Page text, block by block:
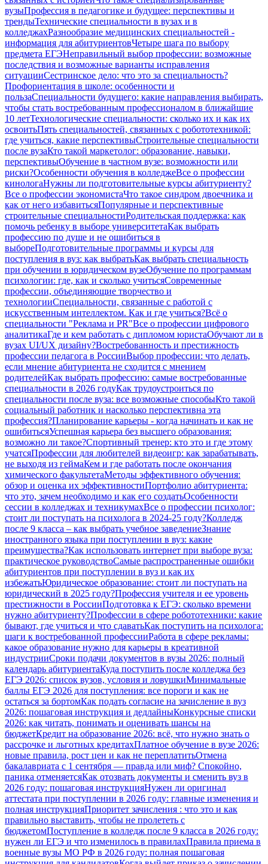
вузыПрофессия в педагогике и будущее: перспективы и
трендыТехнические специальности в вузах и в
колледжахРазнообразие медицинских специальностей -
информация для абитуриентовЧетыре шага по выбору
предмета ЕГЭНеправильный выбор профессии: возможные
последствия и возможные варианты исправления
ситуацииСестринское дело: что это за специальность?
Профориентация в школе: особенности и
пользаСпециальности будущего: какие направления выбирать,
чтобы стать востребованным профессионалом в ближайшие
10 летТехнологические специальности: сколько их и как их
освоитьПять специальностей, связанных с робототехникой:
где учиться, какие перспективыСтроительные специальности
после вузаКто такой маркетолог: образование, навыки,
перспективыОбучение в частном вузе: возможности или
риски?Особенности обучения в колледжеВсе о профессии
кинологаНужны ли подготовительные курсы абитуриенту?
Все о профессии экономистаЧто такое синдром двоечника и
как от него избавитьсяПопулярные и перспективные
строительные специальностиРодительская поддержка: как
помочь ребенку в выборе университетаКак выбрать
профессию по душе и не ошибиться в
выбореПодготовительные программы и курсы для
поступления в вуз: как выбратьКак выбрать специальность
при обучении в юридическом вузеОбучение по программам
психологии: где, как и сколько учитьсяСовременные
профессии, объединяющие творчество и
технологииСпециальности, связанные с работой с
искусственным интеллектом. Как и где учиться?Всё о
специальности "Реклама и PR"Все о профессии цифрового
аналитикаГде и кем работать с дипломом юристаОбучают ли в
вузах UI/UX дизайну?Востребованность и престижность
профессии педагога в РоссииВыбор профессии: что делать,
если мнение абитуриента не сходится с мнением
родителейКак выбрать профессию: самые востребованные
специальности в 2026 годуКак трудоустроиться по
специальности после вуза: все возможные способыКто такой
социальный работник и насколько перспективна эта
профессия?Планирование карьеры - когда начинать и как не
ошибитьсяУспешная карьера без высшего образования:
возможно ли такое?Спортивный тренер: кто это и где этому
учатсяПрофессии для любителей видеоигр: как зарабатывать,
не выходя из геймаКем и где работать после окончания
химического факультетаМетоды эффективного обучения:
обзор и оценка их эффективностиПортфолио абитуриента:
что это, зачем необходимо и как его создатьОсобенности
сессии в колледжах и техникумахВсе о профессии психолог:
стоит ли поступать на психолога в 2024-25 году?Колледж
после 9 класса – как выбрать учебное заведениеЗнание
иностранного языка при поступлении в вуз: какие
преимущества?Как использовать интернет при выборе вуза:
практическое руководствоСамые распространенные ошибки
абитуриентов при поступлении в вуз и как их
избежатьЮридическое образование: стоит ли поступать на
юридический в 2025 году?Профессия учителя и ее уровень
престижности в РоссииПодготовка к ЕГЭ: сколько времени
нужно абитуриенту?Профессии в сфере робототехники: какие
бывают, где учиться и что сдаватьКак поступить на психолога:
шаги к востребованной профессииРабота в сфере рекламы:
какое образование нужно для карьеры в креативной
индустрииСроки подачи документов в вузы 2026: полный
календарь абитуриентаКуда поступить после колледжа без
ЕГЭ 2026: список вузов, условия и ловушкиМинимальные
баллы ЕГЭ 2026 для поступления: все пороги и как не
остаться за бортомКак подать согласие на зачисление в вуз
2026: пошаговая инструкция и дедлайныКонкурсные списки
2026: как читать, понимать и оценивать шансы на
бюджетКредит на образование 2026: всё, что нужно знать о
рассрочке и льготных кредитахПлатное обучение в вузе 2026:
новые правила, рост цен и как не переплатитьОтмена
бакалавриата с 1 сентября — правда или миф? Спокойно,
паника отменяетсяКак отозвать документы и сменить вуз в
2026 году: пошаговая инструкцияНужен ли оригинал
аттестата при поступлении в 2026 году: главные изменения и
полная инструкцияПриоритет зачисления : что это и как
правильно выставить, чтобы не пролететь с
бюджетомПоступление в колледж после 9 класса в 2026 году:
нужен ли ЕГЭ и что изменилось в правилахПравила приема в
военные вузы МО РФ в 2026 году: полная пошаговая